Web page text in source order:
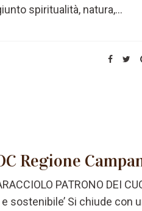
spiritualità, natura,...
Regione
PATRONO DEI
sostenibile’ Si chiude con